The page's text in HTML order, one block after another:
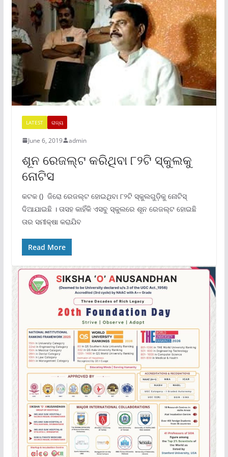
LATEST ରାଜ୍ୟ
June 6, 2019 admin
ଶୂନ ରେଜଲ୍ଟ କରିଥିବା ୮୨ଟି ସ୍କୁଲକୁ
ନୋଟିସ
କଟକ () ଜିରୋ ରେଜଲ୍ଟ ହୋଇଥିବା ୮୨ଟି ସ୍କୁଲଗୁଡ଼ିକୁ ନୋଟିସ୍
ଦିଆଯାଇଛି । ତାସହ କାହିଁକି ଏସବୁ ସ୍କୁଲରେ ଶୂନ ରେଜଲ୍ଟ ହୋଇଛି
ତାର ସମୀକ୍ଷା କରାଯିବ
Read More